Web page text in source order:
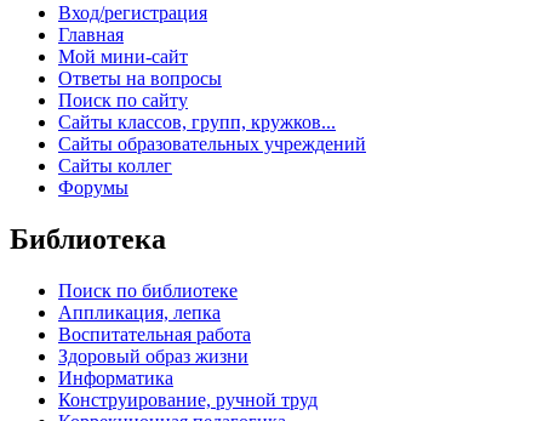
Вход/регистрация
Главная
Мой мини-сайт
Ответы на вопросы
Поиск по сайту
Сайты классов, групп, кружков...
Сайты образовательных учреждений
Сайты коллег
Форумы
Библиотека
Поиск по библиотеке
Аппликация, лепка
Воспитательная работа
Здоровый образ жизни
Информатика
Конструирование, ручной труд